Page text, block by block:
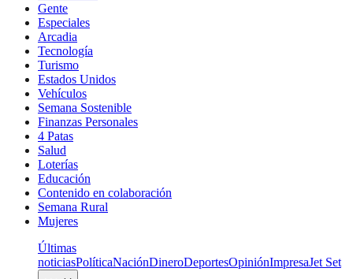
Gente
Especiales
Arcadia
Tecnología
Turismo
Estados Unidos
Vehículos
Semana Sostenible
Finanzas Personales
4 Patas
Salud
Loterías
Educación
Contenido en colaboración
Semana Rural
Mujeres
Últimas
noticiasPolíticaNaciónDineroDeportesOpiniónImpresaJet Set